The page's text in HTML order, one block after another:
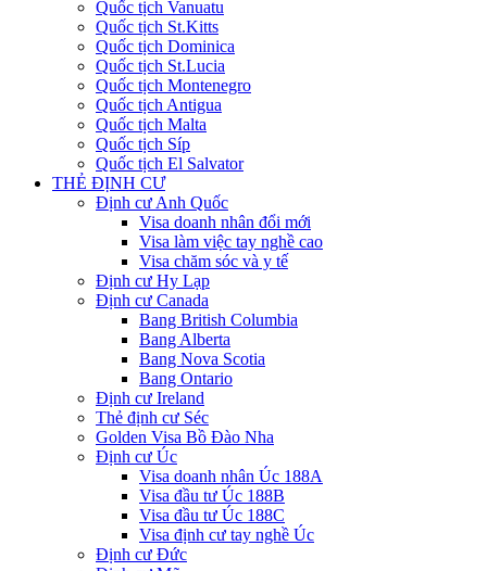
Quốc tịch Vanuatu
Quốc tịch St.Kitts
Quốc tịch Dominica
Quốc tịch St.Lucia
Quốc tịch Montenegro
Quốc tịch Antigua
Quốc tịch Malta
Quốc tịch Síp
Quốc tịch El Salvator
THẺ ĐỊNH CƯ
Định cư Anh Quốc
Visa doanh nhân đổi mới
Visa làm việc tay nghề cao
Visa chăm sóc và y tế
Định cư Hy Lạp
Định cư Canada
Bang British Columbia
Bang Alberta
Bang Nova Scotia
Bang Ontario
Định cư Ireland
Thẻ định cư Séc
Golden Visa Bồ Đào Nha
Định cư Úc
Visa doanh nhân Úc 188A
Visa đầu tư Úc 188B
Visa đầu tư Úc 188C
Visa định cư tay nghề Úc
Định cư Đức